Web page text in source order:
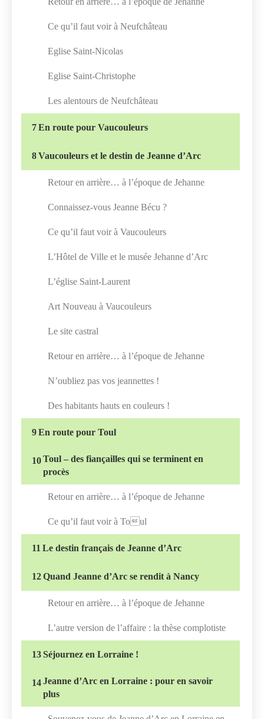
Ce qu’il faut voir à Neufchâteau
Eglise Saint-Nicolas
Eglise Saint-Christophe
Les alentours de Neufchâteau
7En route pour Vaucouleurs
8Vaucouleurs et le destin de Jeanne d’Arc
Retour en arrière… à l’époque de Jehanne
Connaissez-vous Jeanne Bécu ?
Ce qu’il faut voir à Vaucouleurs
L’Hôtel de Ville et le musée Jehanne d’Arc
L’église Saint-Laurent
Art Nouveau à Vaucouleurs
Le site castral
Retour en arrière… à l’époque de Jehanne
N’oubliez pas vos jeannettes !
Des habitants hauts en couleurs !
9En route pour Toul
10Toul – des fiançailles qui se terminent en
procès
Retour en arrière… à l’époque de Jehanne
Ce qu’il faut voir à Toul
11 Le destin français de Jeanne d’Arc
12Quand Jeanne d’Arc se rendit à Nancy
Retour en arrière… à l’époque de Jehanne
L’autre version de l’affaire : la thèse complotiste
13Séjournez en Lorraine !
14Jeanne d’Arc en Lorraine : pour en savoir
plus